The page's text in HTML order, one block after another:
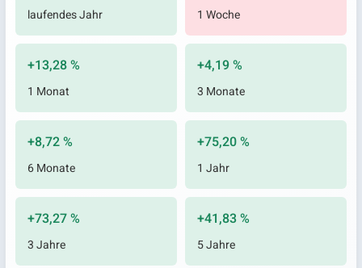
laufendes Jahr 1 Woche
+13,28 %
1 Monat
+4,19 %
3 Monate
+8,72 %
6 Monate
+75,20 %
1 Jahr
+73,27 %
3 Jahre
+41,83 %
5 Jahre